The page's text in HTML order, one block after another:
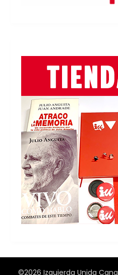
©2026 Izquierda Unida